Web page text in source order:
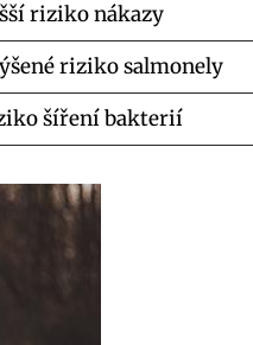
riziko nákazy
riziko salmonely
šíření bakterií